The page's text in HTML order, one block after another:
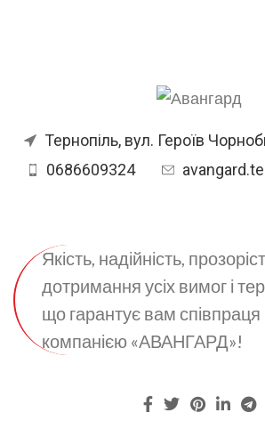
РЕМОНТ
ВІКНА 5-ти камерні вікна
ОПАЛЕННЯ
Тернопіль, вул. Героїв
0686609324
Якість, надійність,
дотримання усіх вимог і
що гарантує вам співпраця
компанією «АВАНГАРД»!